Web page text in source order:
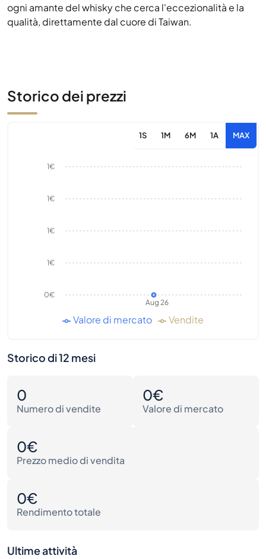
ogni amante del whisky che cerca l'eccezionalità e la
qualità, direttamente dal cuore di Taiwan.
Storico dei prezzi
1S 1M 6M 1A MAX
Aug 26
0€
1€
1€
1€
1€
Valore di mercato Vendite
Storico di 12 mesi
0
Numero di vendite
0€
Valore di mercato
0€
Prezzo medio di vendita
0€
Rendimento totale
Ultime attività